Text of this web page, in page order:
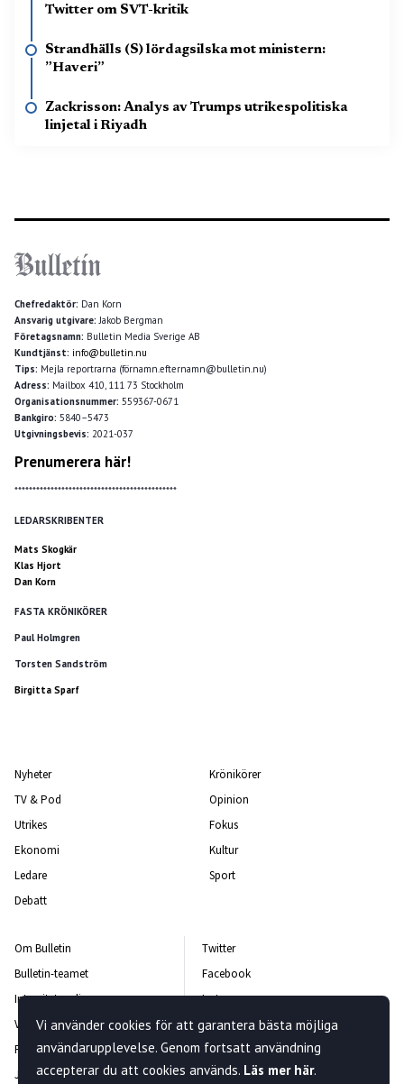
Twitter om SVT-kritik
Strandhälls (S) lördagsilska mot ministern:
”Haveri”
Zackrisson: Analys av Trumps utrikespolitiska
linjetal i Riyadh
Chefredaktör: Dan Korn
Ansvarig utgivare: Jakob Bergman
Företagsnamn: Bulletin Media Sverige AB
Kundtjänst: info@bulletin.nu
Tips: Mejla reportrarna (förnamn.efternamn@bulletin.nu)
Adress: Mailbox 410, 111 73 Stockholm
Organisationsnummer: 559367-0671
Bankgiro: 5840–5473
Utgivningsbevis: 2021-037
Prenumerera här!
*********************************************
LEDARSKRIBENTER
Mats Skogkär
Klas Hjort
Dan Korn
FASTA KRÖNIKÖRER
Paul Holmgren
Torsten Sandström
Birgitta Sparf
Nyheter
TV & Pod
Utrikes
Ekonomi
Ledare
Debatt
Krönikörer
Opinion
Fokus
Kultur
Sport
Om Bulletin
Bulletin-teamet
Integritetspolicy
Vanliga frågor och svar
Rättelsepolicy
Jobba hos oss
Twitter
Facebook
Instagram
Kontakta oss
Nyhetsbrev
Vi använder cookies för att garantera bästa möjliga
användarupplevelse. Genom fortsatt användning
accepterar du att cookies används. Läs mer här.